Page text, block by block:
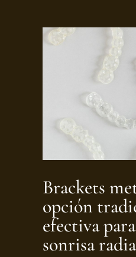
Brackets
opción
efectiva
sonrisa